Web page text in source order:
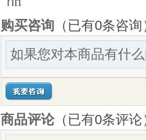
购买咨询 （已有0条咨
如果您对本商品有什
商品评论（已有0条评论